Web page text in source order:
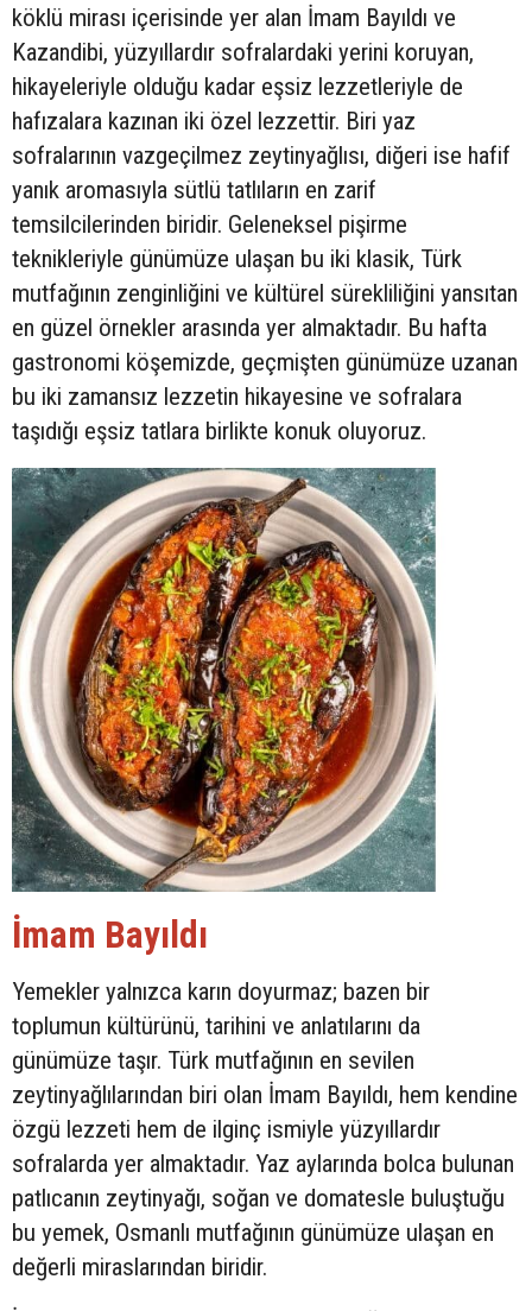
köklü mirası içerisinde yer alan İmam Bayıldı ve
Kazandibi, yüzyıllardır sofralardaki yerini koruyan,
hikayeleriyle olduğu kadar eşsiz lezzetleriyle de
hafızalara kazınan iki özel lezzettir. Biri yaz
sofralarının vazgeçilmez zeytinyağlısı, diğeri ise hafif
yanık aromasıyla sütlü tatlıların en zarif
temsilcilerinden biridir. Geleneksel pişirme
teknikleriyle günümüze ulaşan bu iki klasik, Türk
mutfağının zenginliğini ve kültürel sürekliliğini yansıtan
en güzel örnekler arasında yer almaktadır. Bu hafta
gastronomi köşemizde, geçmişten günümüze uzanan
bu iki zamansız lezzetin hikayesine ve sofralara
taşıdığı eşsiz tatlara birlikte konuk oluyoruz.
İmam Bayıldı
Yemekler yalnızca karın doyurmaz; bazen bir
toplumun kültürünü, tarihini ve anlatılarını da
günümüze taşır. Türk mutfağının en sevilen
zeytinyağlılarından biri olan İmam Bayıldı, hem kendine
özgü lezzeti hem de ilginç ismiyle yüzyıllardır
sofralarda yer almaktadır. Yaz aylarında bolca bulunan
patlıcanın zeytinyağı, soğan ve domatesle buluştuğu
bu yemek, Osmanlı mutfağının günümüze ulaşan en
değerli miraslarından biridir.